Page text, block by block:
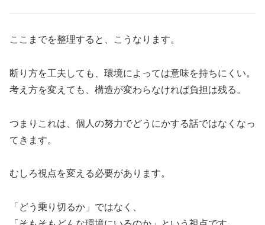
ここまでを整理すると、こうなります。
断り方を工夫しても、環境によっては意味を持ちにくい。
考え方を変えても、構造が変わらなければ負担は残る。
つまりこれは、個人の努力でどうにかする話ではなくなっ
てきます。
むしろ視点を変える必要があります。
「どう乗り切るか」ではなく、